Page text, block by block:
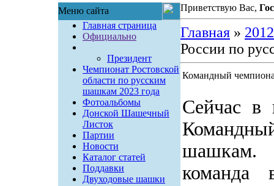
Меню сайта
Главная страница
Официально
Президент
Чемпионат Ростовской
области по русским
шашкам 2023 года
Фотоальбомы
Донской Шашечный
Листок
Партии
Новости
Каталог статей
Поддавки
Двуходовые шашки
Приветствую Вас,
Главная» 2012
России по
Командный
Сейчас в
шашкам.